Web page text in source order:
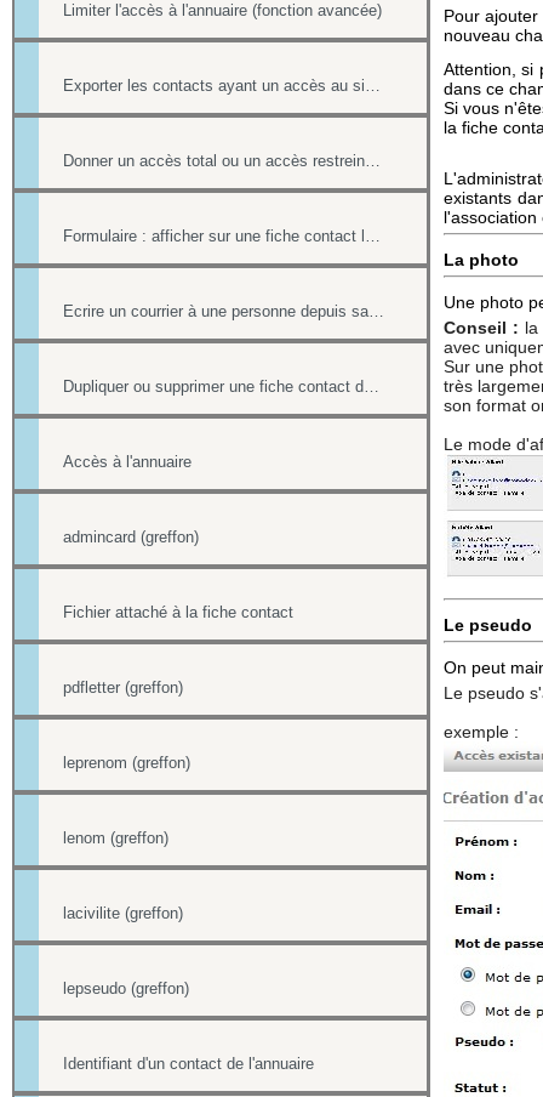
Limiter l'accès à l'annuaire (fonction avancée)
Exporter les contacts ayant un accès au site (fonction avancée)
Donner un accès total ou un accès restreint à l'annuaire
Formulaire : afficher sur une fiche contact le lien ou le contenu d'un formulaire
Ecrire un courrier à une personne depuis sa fiche contact
Dupliquer ou supprimer une fiche contact de l'annuaire
Accès à l'annuaire
admincard (greffon)
Fichier attaché à la fiche contact
pdfletter (greffon)
leprenom (greffon)
lenom (greffon)
lacivilite (greffon)
lepseudo (greffon)
Identifiant d'un contact de l'annuaire
Pour
nouveau
Attention, si
dans ce
Si vous
la fiche
existants
La photo
Une photo
Conseil : la
avec
Sur une
très
son format
Le mode
Le pseudo
On peut
Le pseudo
exemple :